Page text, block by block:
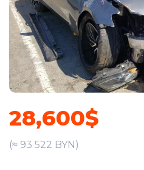
28,600$
(≈ 93 522 BYN)